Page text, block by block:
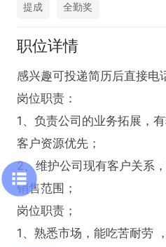
提成 全勤奖
职位详情
感兴趣可投递简历后直接电
岗位职责：
1、负责公司的业务拓展，
客户资源优先；
2、维护公司现有客户关系
销售范围；
岗位职责；
1、熟悉市场，能吃苦耐劳